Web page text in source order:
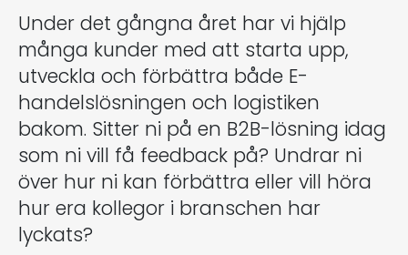
Under det gångna året har vi hjälp
många kunder med att starta upp,
utveckla och förbättra både E-
handelslösningen och logistiken
bakom. Sitter ni på en B2B-lösning idag
som ni vill få feedback på? Undrar ni
över hur ni kan förbättra eller vill höra
hur era kollegor i branschen har
lyckats?